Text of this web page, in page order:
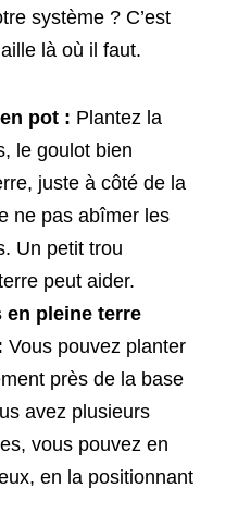
système ? C’est
là où il faut.
pot : Plantez la
le goulot bien
juste à côté de la
ne pas abîmer les
Un petit trou
peut aider.
en pleine terre
Vous pouvez planter
près de la base
avez plusieurs
vous pouvez en
en la positionnant